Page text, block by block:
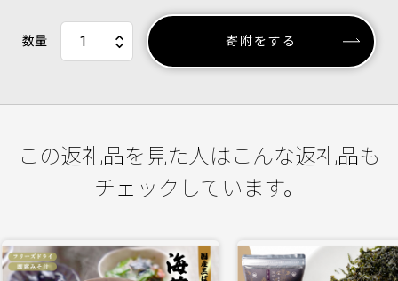
数量 寄附をする
この返礼品を見た人はこんな返礼品も
チェックしています。